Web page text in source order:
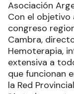
Asociación
Con el
congreso
Cambra,
Hemoterapia,
extensiva a
que funcionan
la Red